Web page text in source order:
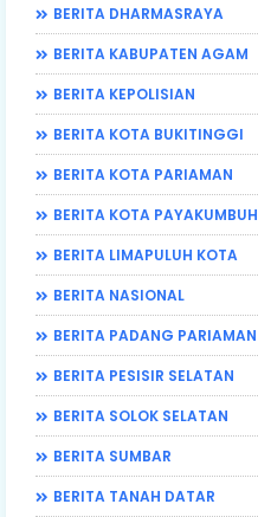
BERITA DHARMASRAYA
BERITA KABUPATEN AGAM
BERITA KEPOLISIAN
BERITA KOTA BUKITINGGI
BERITA KOTA PARIAMAN
BERITA KOTA PAYAKUMBUH
BERITA LIMAPULUH KOTA
BERITA NASIONAL
BERITA PADANG PARIAMAN
BERITA PESISIR SELATAN
BERITA SOLOK SELATAN
BERITA SUMBAR
BERITA TANAH DATAR